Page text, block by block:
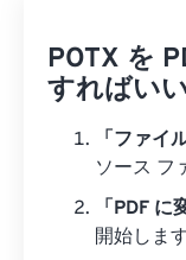
POTX を
すればい
「ファイ
ソース フ
「PDF に
開始します